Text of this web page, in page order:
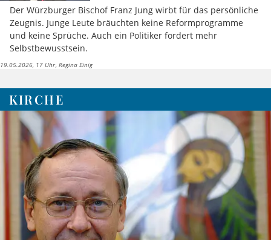
Der Würzburger Bischof Franz Jung wirbt für das persönliche
Zeugnis. Junge Leute bräuchten keine Reformprogramme
und keine Sprüche. Auch ein Politiker fordert mehr
Selbstbewusstsein.
19.05.2026, 17 Uhr Regina Einig
KIRCHE